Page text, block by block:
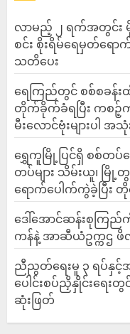
လာမည့် ၂ ရက်အတွင်း
စင်း စိုးရိမ်ရေမှတ်ရေ
သတိပေး
ရေကြည်တွင် စစ်စခန်
တိုက်ခိုက်ခံရပြီး ကစဉ့်
မီးလောင်ဗုံးများပါ အ
ရွှေကူမြို့ပြင်ရှိ စစ်တပ်ခ
တပ်များ သိမ်းယူ၊ မြို့တွ
ရောက်ပေါက်ကွဲခဲ့ပြီး တို
ဒေါ်အောင်ဆန်းစုကြည်
ကန်နဲ့ အာဆီယံဥက္ကဌ ဖိ
ညီညွတ်ရေးမူ ၃ ရပ်နှင့်
ပေါင်းစပ်ညှိနှိုင်းရေးတွ
ဆုံးဖြတ်